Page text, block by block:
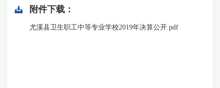
附件下载：
尤溪县卫生职工中等专业学校2019年决算公开.pdf